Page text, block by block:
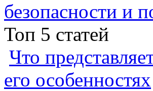
безопасности и
Топ 5 статей
Что
его особенностях